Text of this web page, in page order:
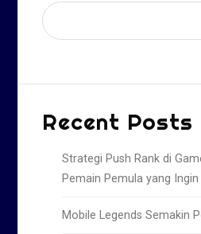
Recent Posts
Strategi Push Rank di
Pemain Pemula yang
Mobile Legends Semakin